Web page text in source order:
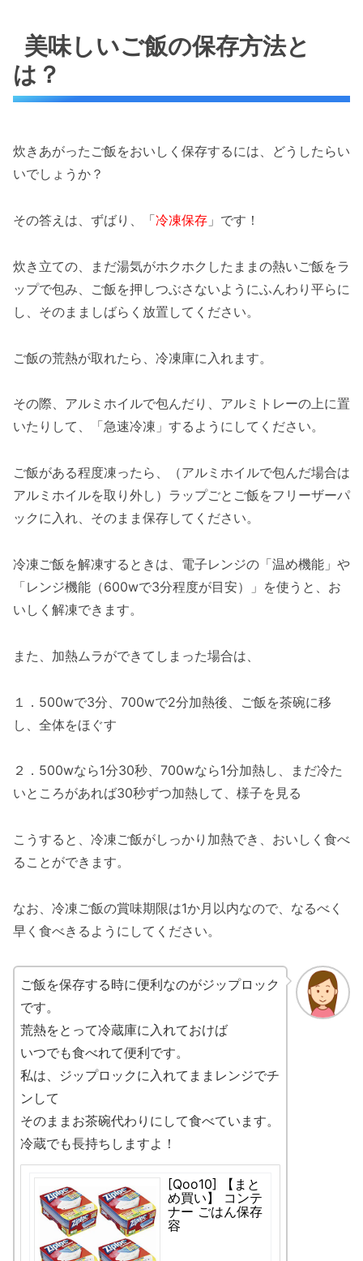
美味しいご飯の保存方法と
は？
炊きあがったご飯をおいしく保存するには、どうしたらい
いでしょうか？
その答えは、ずばり、「冷凍保存 」です！
炊き立ての、まだ湯気がホクホクしたままの熱いご飯をラ
ップで包み、ご飯を押しつぶさないようにふんわり平らに
し、そのまましばらく放置してください。
ご飯の荒熱が取れたら、冷凍庫に入れます。
その際、アルミホイルで包んだり、アルミトレーの上に置
いたりして、「急速冷凍」するようにしてください。
ご飯がある程度凍ったら、（アルミホイルで包んだ場合は
アルミホイルを取り外し）ラップごとご飯をフリーザーパ
ックに入れ、そのまま保存してください。
冷凍ご飯を解凍するときは、電子レンジの「温め機能」や
「レンジ機能（600wで3分程度が目安）」を使うと、お
いしく解凍できます。
また、加熱ムラができてしまった場合は、
１．500wで3分、700wで2分加熱後、ご飯を茶碗に移
し、全体をほぐす
２．500wなら1分30秒、700wなら1分加熱し、まだ冷た
いところがあれば30秒ずつ加熱して、様子を見る
こうすると、冷凍ご飯がしっかり加熱でき、おいしく食べ
ることができます。
なお、冷凍ご飯の賞味期限は1か月以内なので、なるべく
早く食べきるようにしてください。
ご飯を保存する時に便利なのがジップロック
です。
荒熱をとって冷蔵庫に入れておけば
いつでも食べれて便利です。
私は、ジップロックに入れてままレンジでチ
ンして
そのままお茶碗代わりにして食べています。
冷蔵でも長持ちしますよ！
[Qoo10] 【まと
め買い】 コンテ
ナー ごはん保存
容